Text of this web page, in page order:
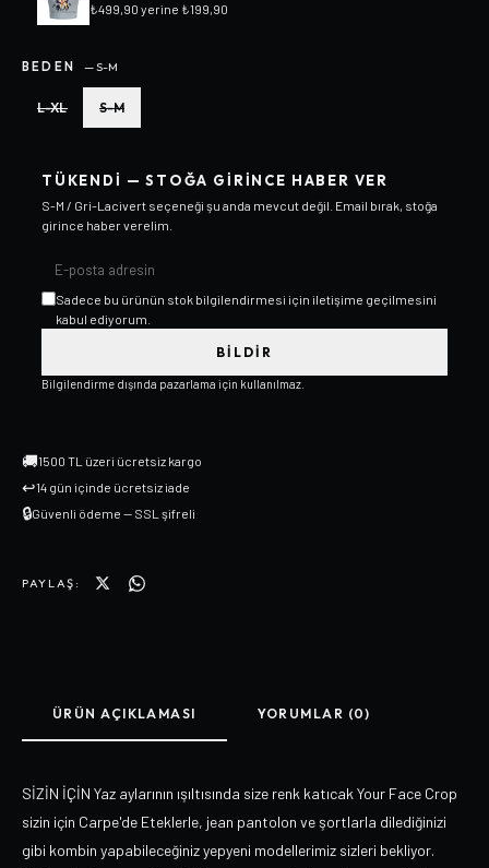
₺499,90 yerine ₺199,90
BEDEN —S-M
L-XL S-M
TÜKENDI — STOĞA GIRINCE HABER VER
S-M / Gri-Lacivert seçeneği şu anda mevcut değil. Email bırak, stoğa
girince haber verelim.
Sadece bu ürünün stok bilgilendirmesi için iletişime geçilmesini
kabul ediyorum.
BILDIR
Bilgilendirme dışında pazarlama için kullanılmaz.
🚚1500 TL üzeri ücretsiz kargo
↩14 gün içinde ücretsiz iade
🔒Güvenli ödeme — SSL şifreli
PAYLAŞ:
ÜRÜN AÇIKLAMASI YORUMLAR (0)
SİZİN İÇİN Yaz aylarının ışıltısında size renk katıcak Your Face Crop
sizin için Carpe'de Eteklerle, jean pantolon ve şortlarla dilediğinizi
gibi kombin yapabileceğiniz yepyeni modellerimiz sizleri bekliyor.